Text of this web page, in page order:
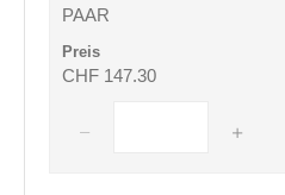
PAAR
CHF 147.30